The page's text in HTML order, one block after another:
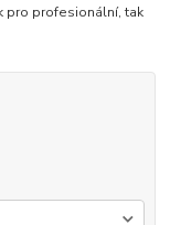
pro profesionální, tak